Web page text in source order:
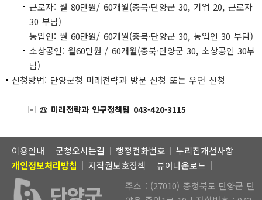
근로자: 월 80만원/ 60개월(충북·단양군 30, 기업 20, 근로자
30 부담)
농업인: 월 60만원/ 60개월(충북·단양군 30, 농업인 30 부담)
소상공인: 월60만원 / 60개월(충북·단양군 30, 소상공인 30부
담)
신청방법: 단양군청 미래전략과 방문 신청 또는 우편 신청
☎ 미래전략과 인구정책팀 043-420-3115
이용안내 군청오시는길 행정전화번호
누리집개선사항
개인정보처리방침
저작권보호정책
뷰어다운로드
주소 : (27010) 충청북도 단양군 단